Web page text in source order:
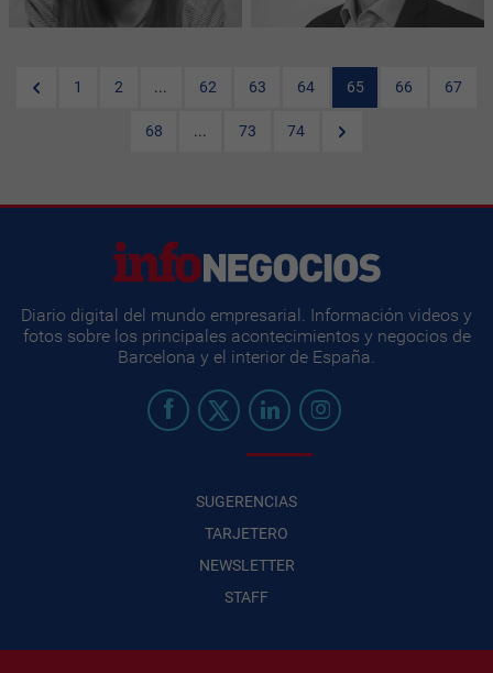
1 2 ... 62 63 64 65 66 67
68 ... 73 74
Diario digital del mundo empresarial. Información videos y
fotos sobre los principales acontecimientos y negocios de
Barcelona y el interior de España.
SUGERENCIAS
TARJETERO
NEWSLETTER
STAFF